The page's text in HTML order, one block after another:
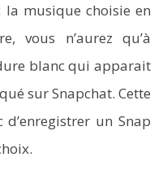
la musique choisie en
vous n’aurez qu’à
blanc qui apparait
sur Snapchat. Cette
un Snap